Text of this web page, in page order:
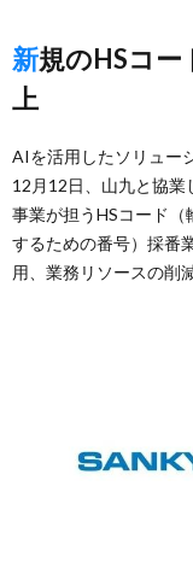
新規のHSコード採番予測で精度と速度向
上
AIを活用したソリュー
12月12日、山九と協業
事業が担うHSコード
するための番号）採番
用、業務リソースの削